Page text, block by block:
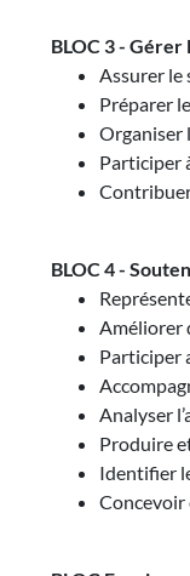
BLOC 3 -
Assurer le
Préparer
Organiser
Participer
BLOC 4 -
Améliorer
Participer
Analyser
Produire
Identifier
Concevoir